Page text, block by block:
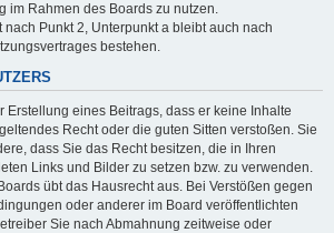
im Rahmen des Boards zu nutzen.
nach Punkt 2, Unterpunkt a bleibt auch nach
bestehen.
Erstellung eines Beitrags, dass er keine Inhalte
Recht oder die guten Sitten verstoßen. Sie
dass Sie das Recht besitzen, die in Ihren
Links und Bilder zu setzen bzw. zu verwenden.
übt das Hausrecht aus. Bei Verstößen gegen
oder anderer im Board veröffentlichten
Sie nach Abmahnung zeitweise oder